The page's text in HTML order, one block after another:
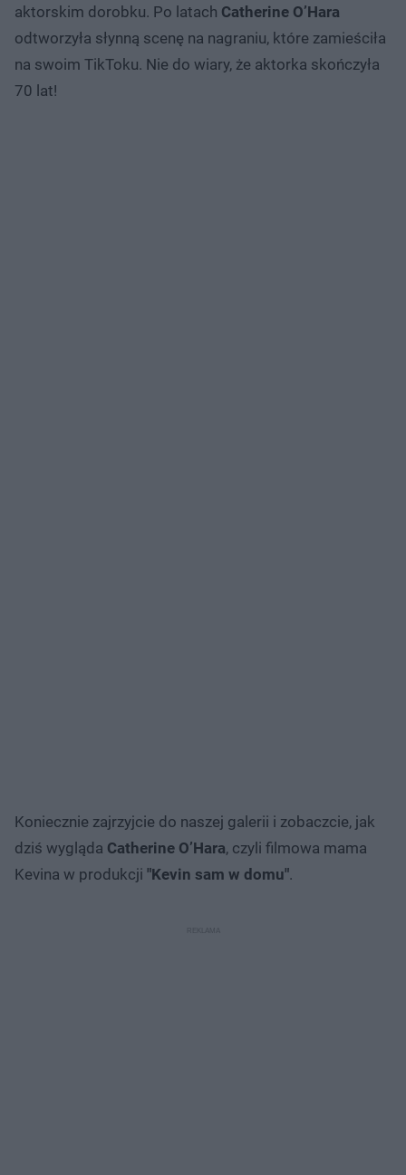
aktorskim dorobku. Po latach Catherine O’Hara
odtworzyła słynną scenę na nagraniu, które zamieściła
na swoim TikToku. Nie do wiary, że aktorka skończyła
70 lat!
Koniecznie zajrzyjcie do naszej galerii i zobaczcie, jak
dziś wygląda Catherine O’Hara, czyli filmowa mama
Kevina w produkcji "Kevin sam w domu".